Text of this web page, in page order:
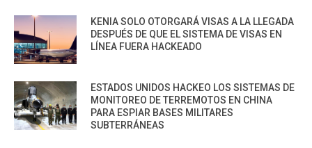
KENIA SOLO OTORGARÁ VISAS A LA LLEGADA
DESPUÉS DE QUE EL SISTEMA DE VISAS EN
LÍNEA FUERA HACKEADO
ESTADOS UNIDOS HACKEO LOS SISTEMAS DE
MONITOREO DE TERREMOTOS EN CHINA
PARA ESPIAR BASES MILITARES
SUBTERRÁNEAS